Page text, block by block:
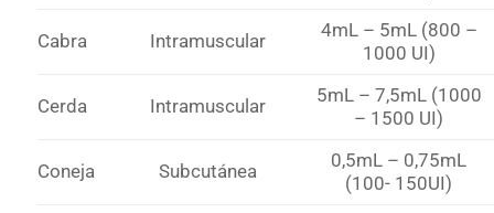
Cabra Intramuscular
4mL – 5mL (800 –
1000 UI)
Cerda Intramuscular
5mL – 7,5mL (1000
– 1500 UI)
Coneja Subcutánea
0,5mL – 0,75mL
(100- 150UI)